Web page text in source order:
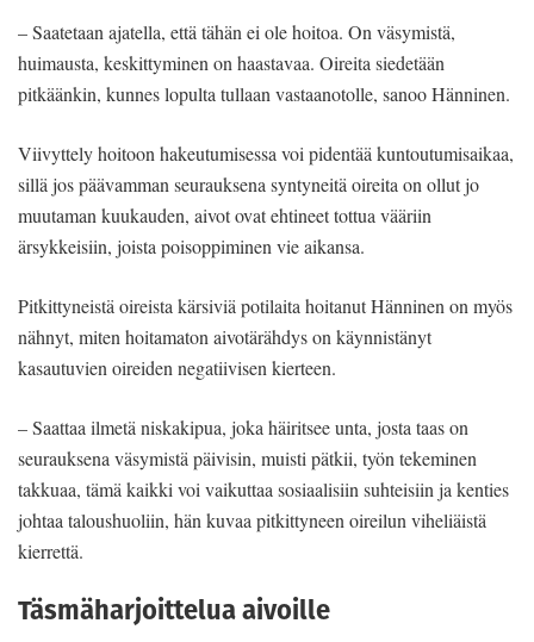
– Saatetaan ajatella, että tähän ei ole hoitoa. On väsymistä,
huimausta, keskittyminen on haastavaa. Oireita siedetään
pitkäänkin, kunnes lopulta tullaan vastaanotolle, sanoo Hänninen.
Viivyttely hoitoon hakeutumisessa voi pidentää kuntoutumisaikaa,
sillä jos päävamman seurauksena syntyneitä oireita on ollut jo
muutaman kuukauden, aivot ovat ehtineet tottua vääriin
ärsykkeisiin, joista poisoppiminen vie aikansa.
Pitkittyneistä oireista kärsiviä potilaita hoitanut Hänninen on myös
nähnyt, miten hoitamaton aivotärähdys on käynnistänyt
kasautuvien oireiden negatiivisen kierteen.
– Saattaa ilmetä niskakipua, joka häiritsee unta, josta taas on
seurauksena väsymistä päivisin, muisti pätkii, työn tekeminen
takkuaa, tämä kaikki voi vaikuttaa sosiaalisiin suhteisiin ja kenties
johtaa taloushuoliin, hän kuvaa pitkittyneen oireilun viheliäistä
kierrettä.
Täsmäharjoittelua aivoille